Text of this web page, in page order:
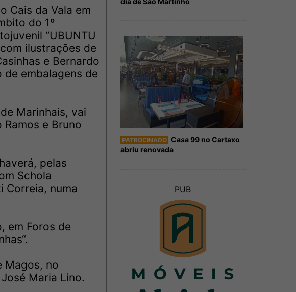
Cais da Vala em
do 1º
“UBUNTU
ilustrações de
e Bernardo
embalagens de
Marinhais, vai
e Bruno
pelas
Schola
Correia, numa
em Foros de
Magos, no
Maria Lino.
PATROCINADO Casa 99 no Cartaxo
abriu renovada
PUB